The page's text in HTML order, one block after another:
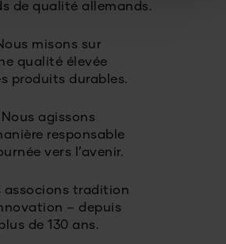
de qualité allemands.
misons sur
qualité élevée
produits durables.
Nous agissons
responsable
vers l’avenir.
associons tradition
– depuis
de 130 ans.